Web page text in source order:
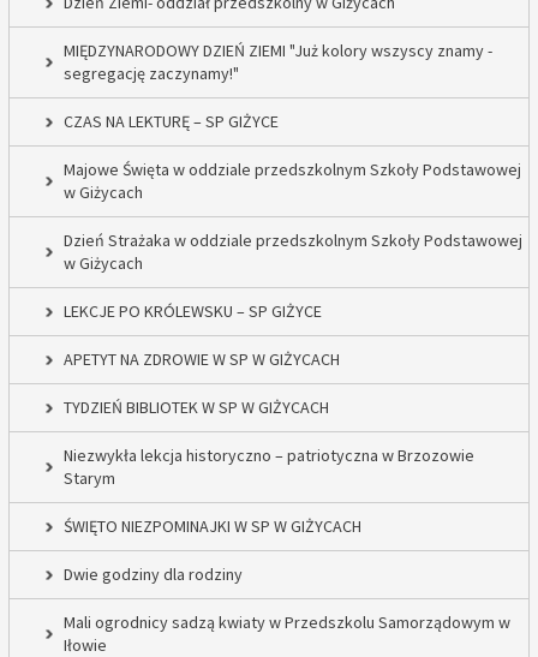
MIĘDZYNARODOWY DZIEŃ ZIEMI "Już kolory wszyscy znamy -
segregację zaczynamy!"
CZAS NA LEKTURĘ – SP GIŻYCE
Majowe Święta w oddziale przedszkolnym Szkoły Podstawowej
w Giżycach
Dzień Strażaka w oddziale przedszkolnym Szkoły Podstawowej
w Giżycach
LEKCJE PO KRÓLEWSKU – SP GIŻYCE
APETYT NA ZDROWIE W SP W GIŻYCACH
TYDZIEŃ BIBLIOTEK W SP W GIŻYCACH
Niezwykła lekcja historyczno – patriotyczna w Brzozowie
Starym
ŚWIĘTO NIEZPOMINAJKI W SP W GIŻYCACH
Dwie godziny dla rodziny
Mali ogrodnicy sadzą kwiaty w Przedszkolu Samorządowym w
Iłowie